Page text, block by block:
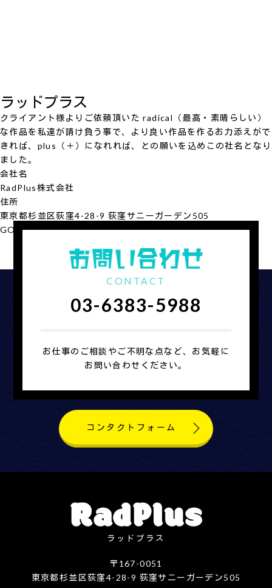
ラッドプラス
クライアント様よりご依頼頂いた radical（最高・素晴らしい）
な作品を私達が請け負う事で、より良い作品を作るお力添えがで
きれば、plus（＋）になれれば、との願いを込めこの社名となり
ました。
会社名
RadPlus株式会社
住所
東京都杉並区荻窪4-28-9 荻窪サニーガーデン505
GOOGLE MAP
会社概要を見る
CONTACT
03-6383-5988
お仕事のご相談やご不明な点など、お気軽に
お問い合わせください。
コンタクトフォーム
ラッドプラス
〒167-0051
東京都杉並区荻窪4-28-9 荻窪サニーガーデン505